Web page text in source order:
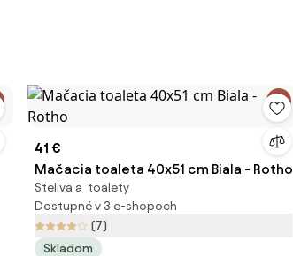
41 €
Mačacia toaleta 40x51 cm Biala - Rotho
Steliva a toalety
Dostupné v 3 e-shopoch
(7)
Skladom